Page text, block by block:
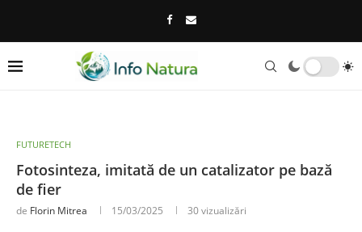
FUTURETECH
Fotosinteza, imitată de un catalizator pe bază
de fier
de Florin Mitrea 15/03/2025 30vizualizări